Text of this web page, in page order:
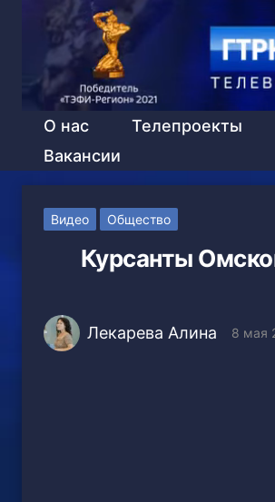
О нас Телепроекты
Вакансии
Видео Общество
Курсанты
Лекарева Алина 8 мая